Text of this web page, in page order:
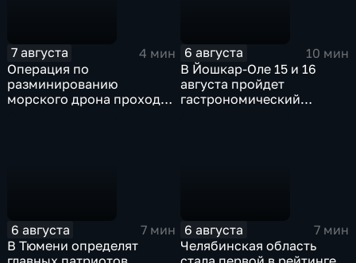
7 августа
4 мин
Операция по
разминированию
морского дрона проходит
6 августа
10 мин
В Йошкар-Оле 15 и 16
августа пройдет
гастрономический
6 августа
7 мин
В Тюмени определят
6 августа
7 мин
Челябинская область